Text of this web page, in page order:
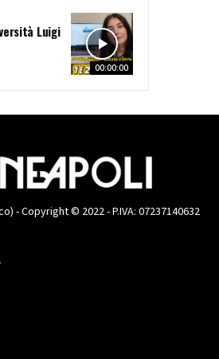
00:00:00
Luigi
- Copyright © 2022 - P.IVA: 07237140632